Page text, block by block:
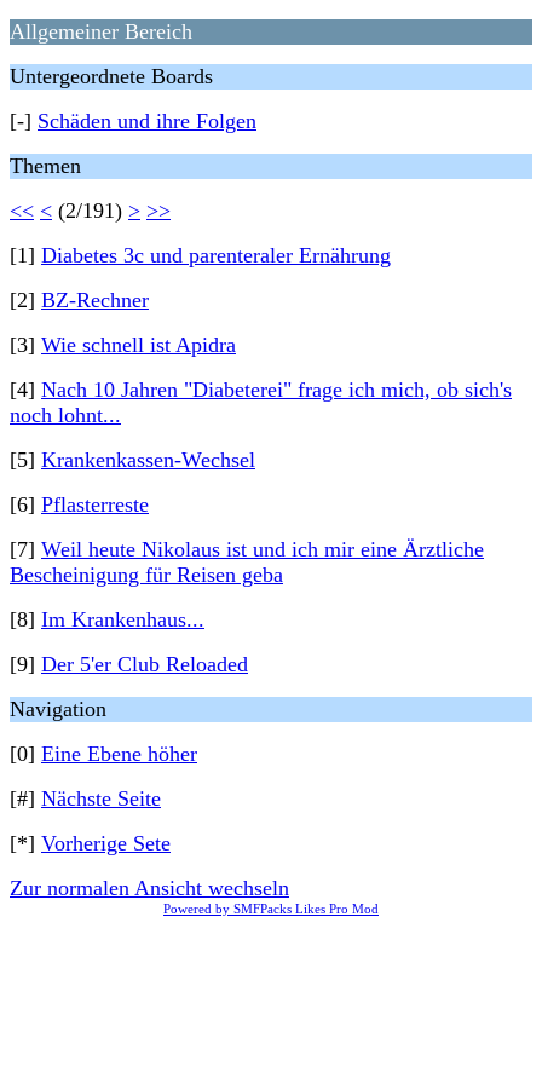
Allgemeiner Bereich
Untergeordnete Boards
[-] Schäden und ihre Folgen
Themen
<< < (2/191) > >>
[1] Diabetes 3c und parenteraler Ernährung
[2] BZ-Rechner
[3] Wie schnell ist Apidra
[4] Nach 10 Jahren "Diabeterei" frage ich mich, ob sich's
noch lohnt...
[5] Krankenkassen-Wechsel
[6] Pflasterreste
[7] Weil heute Nikolaus ist und ich mir eine Ärztliche
Bescheinigung für Reisen geba
[8] Im Krankenhaus...
[9] Der 5'er Club Reloaded
Navigation
[0] Eine Ebene höher
[#] Nächste Seite
[*] Vorherige Sete
Zur normalen Ansicht wechseln
Powered by SMFPacks Likes Pro Mod